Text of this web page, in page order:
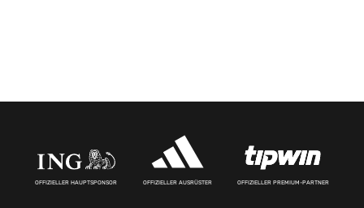
OFFIZIELLER HAUPTSPONSOR OFFIZIELLER AUSRÜSTER OFFIZIELLER PREMIUM-PARTNER